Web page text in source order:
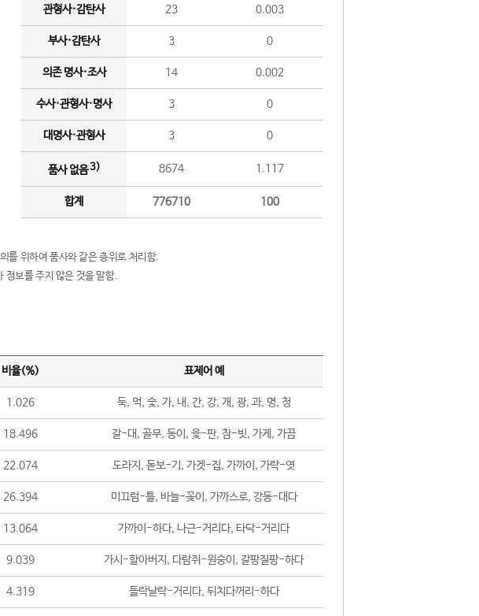
관형사·감탄사 23 0.003
부사·감탄사 3 0
의존 명사·조사 14 0.002
수사·관형사·명사 3 0
대명사·관형사 3 0
품사 없음3) 8674 1.117
합계 776710 100
를 위하여 품사와 같은 층위로 처리함.
정보를 주지 않은 것을 말함.
비율(%) 표제어 예
1.026 둑, 먹, 숯, 가, 내, 간, 강, 개, 광, 과, 명, 청
18.496 갈-대, 골무, 동이, 윷-판, 참-빗, 가게, 가끔
22.074 도라지, 돋보-기, 가겟-집, 가까이, 가락-엿
26.394 미끄럼-틀, 바늘-꽂이, 가까스로, 강동-대다
13.064 가까이-하다, 나근-거리다, 타닥-거리다
9.039 가시-할아버지, 다람쥐-원숭이, 갈팡질팡-하다
4.319 들락날락-거리다, 뒤치다꺼리-하다